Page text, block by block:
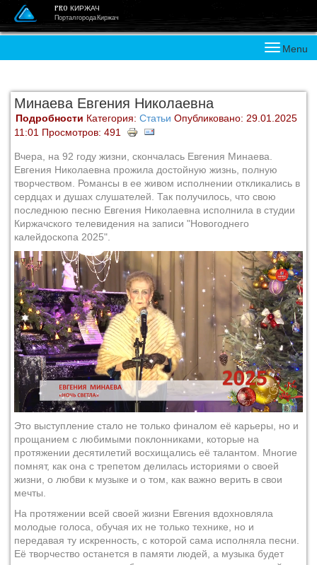
PRO КИРЖАЧ
Портал города Киржач
Menu
Минаева Евгения Николаевна
Подробности Категория: Статьи Опубликовано: 29.01.2025
11:01 Просмотров: 491
Вчера, на 92 году жизни, скончалась Евгения Минаева.
Евгения Николаевна прожила достойную жизнь, полную
творчеством. Романсы в ее живом исполнении откликались в
сердцах и душах слушателей. Так получилось, что свою
последнюю песню Евгения Николаевна исполнила в студии
Киржачского телевидения на записи "Новогоднего
калейдоскопа 2025".
Это выступление стало не только финалом её карьеры, но и
прощанием с любимыми поклонниками, которые на
протяжении десятилетий восхищались её талантом. Многие
помнят, как она с трепетом делилась историями о своей
жизни, о любви к музыке и о том, как важно верить в свои
мечты.
На протяжении всей своей жизни Евгения вдохновляла
молодые голоса, обучая их не только технике, но и
передавая ту искренность, с которой сама исполняла песни.
Её творчество останется в памяти людей, а музыка будет